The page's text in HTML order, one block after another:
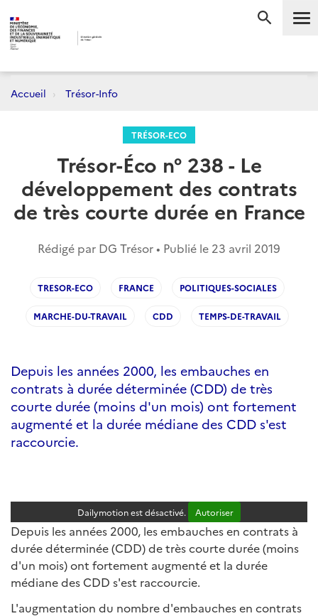
Accueil Trésor-Info
TRÉSOR-ECO
Trésor-Éco n° 238 - Le
développement des contrats
de très courte durée en France
Rédigé par DG Trésor • Publié le 23 avril 2019
TRESOR-ECO FRANCE POLITIQUES-SOCIALES
MARCHE-DU-TRAVAIL CDD TEMPS-DE-TRAVAIL
Depuis les années 2000, les embauches en
contrats à durée déterminée (CDD) de très
courte durée (moins d'un mois) ont fortement
augmenté et la durée médiane des CDD s'est
raccourcie.
Dailymotion est désactivé. Autoriser
Depuis les années 2000, les embauches en contrats à
durée déterminée (CDD) de très courte durée (moins
d'un mois) ont fortement augmenté et la durée
médiane des CDD s'est raccourcie.
L'augmentation du nombre d'embauches en contrats